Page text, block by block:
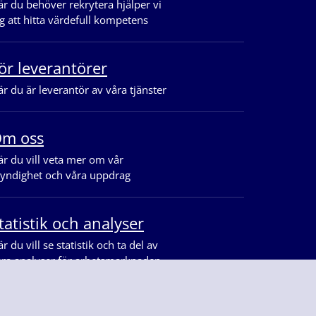
du behöver rekrytera hjälper vi
att hitta värdefull kompetens
leverantörer
du är leverantör av våra tjänster
oss
du vill veta mer om vår
och våra uppdrag
och analyser
du vill se statistik och ta del av
analyser för arbetsmarknaden